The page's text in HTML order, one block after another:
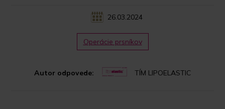
26.03.2024
Autor odpovede: TÍM LIPOELASTIC
Operácie prsníkov